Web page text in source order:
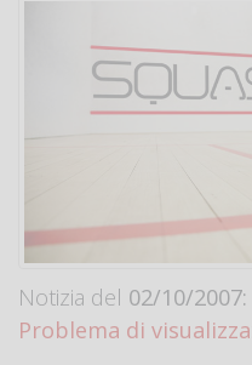
Notizia del 02/10/2007:
Problema di